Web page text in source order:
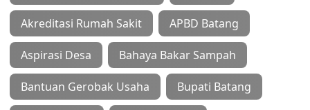
Akreditasi Rumah Sakit APBD Batang
Aspirasi Desa Bahaya Bakar Sampah
Bantuan Gerobak Usaha Bupati Batang